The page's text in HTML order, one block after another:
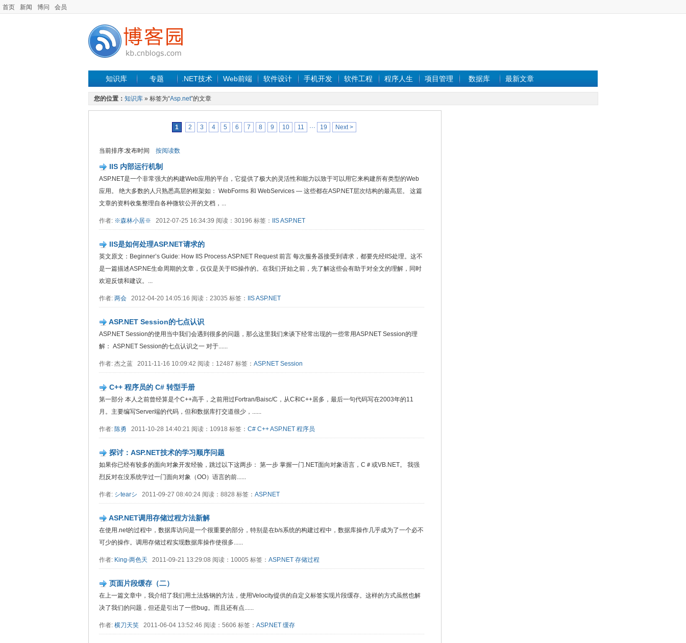
首页 新闻 博问 会员
知识库 专题 .NET技术 Web前端 软件设计 手机开发 软件工程 程序人生 项目管理 数据库 最新文章
您的位置： 知识库 » 标签为“Asp.net”的文章
1 2 3 4 5 6 7 8 9 10 11 ··· 19 Next >
当前排序:发布时间 按阅读数
IIS 内部运行机制
ASP.NET是一个非常强大的构建Web应用的平台，它提供了极大的灵活性和能力以致于可以用它来构建所有类型的Web
应用。 绝大多数的人只熟悉高层的框架如： WebForms 和 WebServices — 这些都在ASP.NET层次结构的最高层。 这篇
文章的资料收集整理自各种微软公开的文档，...
作者: ※森林小居※ 2012-07-25 16:34:39 阅读：30196 标签： IISASP.NET
IIS是如何处理ASP.NET请求的
英文原文：Beginner’s Guide: How IIS Process ASP.NET Request 前言 每次服务器接受到请求，都要先经IIS处理。这不
是一篇描述ASP.NE生命周期的文章，仅仅是关于IIS操作的。在我们开始之前，先了解这些会有助于对全文的理解，同时
欢迎反馈和建议。...
作者: 两会 2012-04-20 14:05:16 阅读：23035 标签： IISASP.NET
ASP.NET Session的七点认识
ASP.NET Session的使用当中我们会遇到很多的问题，那么这里我们来谈下经常出现的一些常用ASP.NET Session的理
解： ASP.NET Session的七点认识之一 对于......
作者: 杰之蓝 2011-11-16 10:09:42 阅读：12487 标签： ASP.NET Session
C++ 程序员的 C# 转型手册
第一部分 本人之前曾经算是个C++高手，之前用过Fortran/Baisc/C，从C和C++居多，最后一句代码写在2003年的11
月。主要编写Server端的代码，但和数据库打交道很少，......
作者: 陈勇 2011-10-28 14:40:21 阅读：10918 标签： C# C++ASP.NET 程序员
探讨：ASP.NET技术的学习顺序问题
如果你已经有较多的面向对象开发经验，跳过以下这两步： 第一步 掌握一门.NET面向对象语言，C＃或VB.NET。 我强
烈反对在没系统学过一门面向对象（OO）语言的前......
作者: シtearシ 2011-09-27 08:40:24 阅读：8828 标签： ASP.NET
ASP.NET调用存储过程方法新解
在使用.net的过程中，数据库访问是一个很重要的部分，特别是在b/s系统的构建过程中，数据库操作几乎成为了一个必不
可少的操作。调用存储过程实现数据库操作使很多......
作者: King-两色天 2011-09-21 13:29:08 阅读：10005 标签： ASP.NET 存储过程
页面片段缓存（二）
在上一篇文章中，我介绍了我们用土法炼钢的方法，使用Velocity提供的自定义标签实现片段缓存。这样的方式虽然也解
决了我们的问题，但还是引出了一些bug。而且还有点......
作者: 横刀天笑 2011-06-04 13:52:46 阅读：5606 标签： ASP.NET 缓存